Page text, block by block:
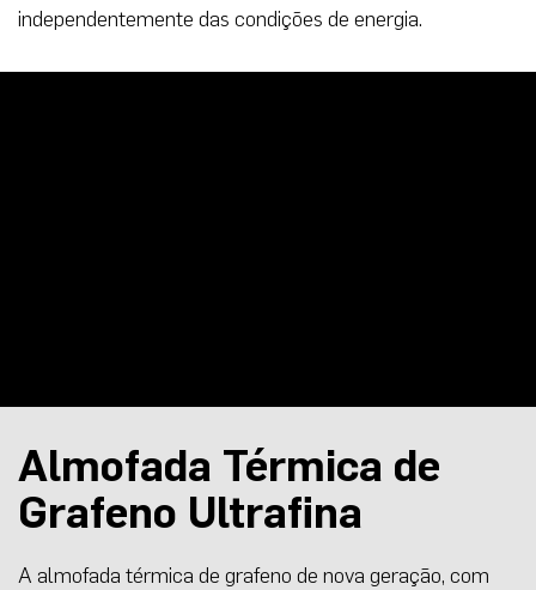
independentemente das condições de energia.
Almofada Térmica de
Grafeno Ultrafina
A almofada térmica de grafeno de nova geração, com